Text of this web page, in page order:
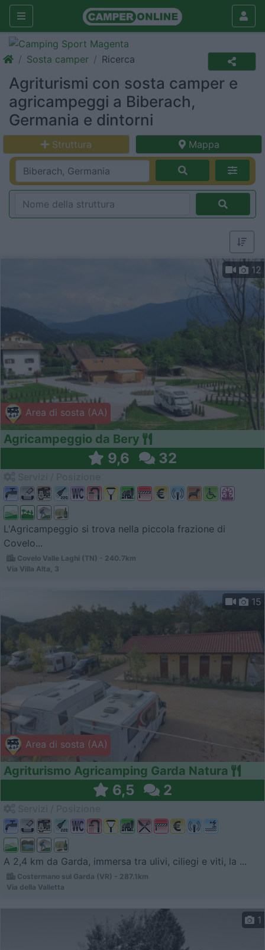
Sosta camper Ricerca
Agriturismi con sosta camper e
agricampeggi a Biberach,
Germania e dintorni
Struttura Mappa
Area di sosta (AA)
12
Agricampeggio da Bery
9,6 32
L'Agricampeggio si trova nella piccola frazione di
Covelo...
Covelo Valle Laghi (TN) - 240.7km
Via Villa Alta, 3
Area di sosta (AA)
15
Agriturismo Agricamping Garda Natura
6,5 2
A 2,4 km da Garda, immersa tra ulivi, ciliegi e viti, la ...
Costermano sul Garda (VR) - 287.1km
Via della Valletta
1